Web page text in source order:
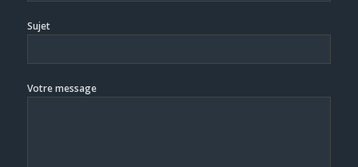
Sujet
Votre message